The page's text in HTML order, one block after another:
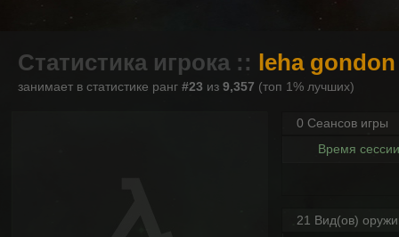
Статистика игрока :: leha gondon
занимает в статистике ранг #23 из 9,357 (топ 1% лучших)
0 Сеансов игры
Время
21 Вид(ов)